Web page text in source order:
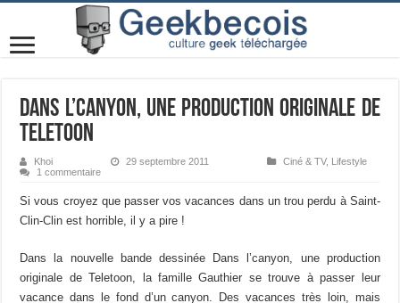
Dans l’canyon, une production originale de
Teletoon
Khoi 29 septembre 2011 Ciné & TV, Lifestyle
1 commentaire
Si vous croyez que passer vos vacances dans un trou perdu à Saint-
Clin-Clin est horrible, il y a pire !
Dans la nouvelle bande dessinée Dans l’canyon, une production
originale de Teletoon, la famille Gauthier se trouve à passer leur
vacance dans le fond d’un canyon. Des vacances très loin, mais